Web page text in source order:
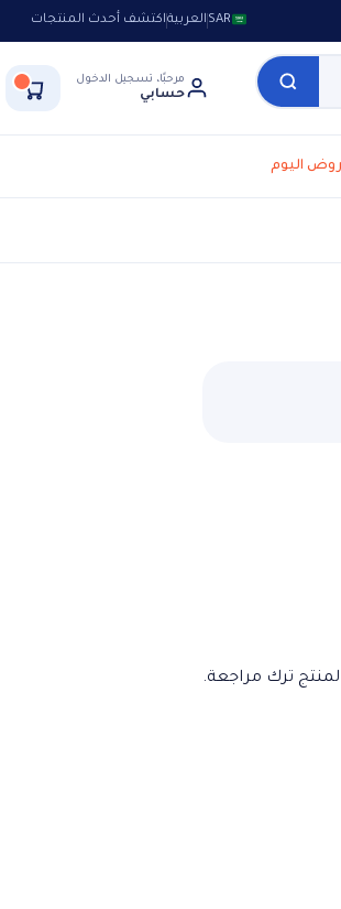
SAR العربيةاكتشف أحدث المنتجات
مرحبًا، تسجيل الدخول
حسابي
اليوم
ترك مراجعة.